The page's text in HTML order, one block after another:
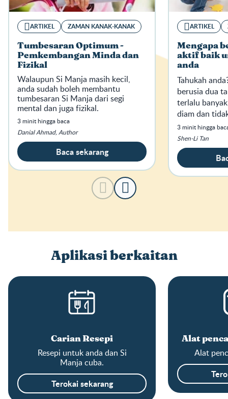
ARTIKEL ZAMAN KANAK-KANAK
Tumbesaran Optimum -
Pemkembangan Minda dan
Fizikal
Walaupun Si Manja masih kecil,
anda sudah boleh membantu
tumbesaran Si Manja dari segi
mental dan juga fizikal.
Danial Ahmad, Author
3 minit hingga baca
Baca sekarang
ARTIKEL
Mengapa
aktif baik
anda
Tahukah
berusia dua
terlalu
diam dan
rumah setiap
Shen-Li Tan
3 minit hingga
Aplikasi berkaitan
Carian Resepi
Resepi untuk anda dan Si
Manja cuba.
Terokai sekarang
Alat
Alat